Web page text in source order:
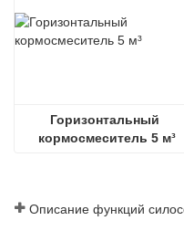
Горизонтальный
кормосмеситель 5 м³